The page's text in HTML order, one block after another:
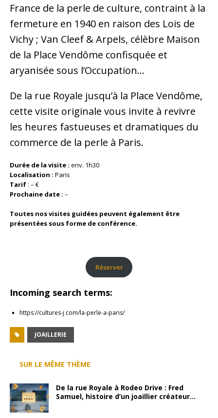
France de la perle de culture, contraint à la
fermeture en 1940 en raison des Lois de
Vichy ; Van Cleef & Arpels, célèbre Maison
de la Place Vendôme confisquée et
aryanisée sous l’Occupation…
De la rue Royale jusqu’à la Place Vendôme,
cette visite originale vous invite à revivre
les heures fastueuses et dramatiques du
commerce de la perle à Paris.
Durée de la visite : env. 1h30
Localisation : Paris
Tarif : – €
Prochaine date : –
Toutes nos visites guidées peuvent également être
présentées sous forme de conférence.
Réserver
Incoming search terms:
https://cultures-j com/la-perle-a-paris/
JOAILLERIE
SUR LE MÊME THÈME
De la rue Royale à Rodeo Drive : Fred
Samuel, histoire d’un joaillier créateur…